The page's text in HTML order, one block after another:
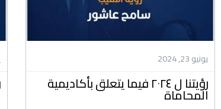
يونيو 23, 2024
رؤيتنا ل ٢٠٢٤ فيما يتعلق بأكاديمية
المحاماة